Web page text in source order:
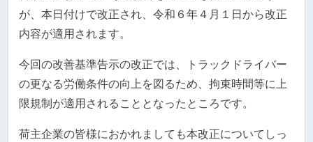
が、本日付けで改正され、令和６年４月１日から改正
内容が適用されます。
今回の改善基準告示の改正では、トラックドライバー
の更なる労働条件の向上を図るため、拘束時間等に上
限規制が適用されることとなったところです。
荷主企業の皆様におかれましても本改正についてしっ